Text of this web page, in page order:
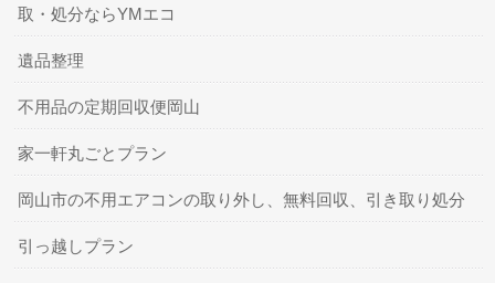
取・処分ならYMエコ
遺品整理
不用品の定期回収便岡山
家一軒丸ごとプラン
岡山市の不用エアコンの取り外し、無料回収、引き取り処分
引っ越しプラン